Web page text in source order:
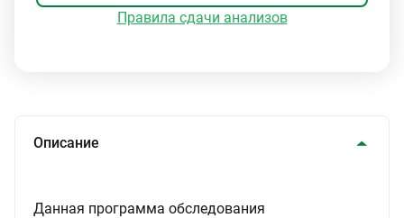
Правила сдачи анализов
Описание
Данная программа обследования